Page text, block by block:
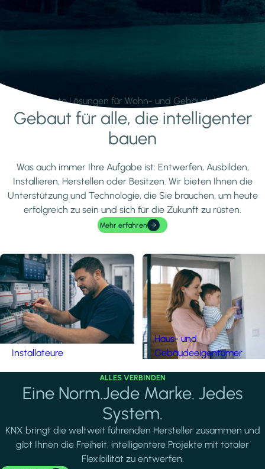
Intelligente Lösungen für Wohn- und Gebäudetechnik.
Mehr erfahren
Gebaut für alle, die intelligenter
bauen
Was auch immer Ihre Aufgabe ist: Entwerfen, Ausbilden,
Installieren, Herstellen oder Besitzen. Wir bieten Ihnen die
Unterstützung und Technologie, die Sie brauchen, um heute
erfolgreich zu sein und sich für die Zukunft zu rüsten.
Mehr erfahren
Installateure
Haus- und
Gebäudeeigentümer
ALLES VERBINDEN
Eine Norm.Jede Marke. Jedes
System.
KNX bringt die weltweit führenden Hersteller zusammen und
gibt Ihnen die Freiheit, intelligentere Projekte mit totaler
Flexibilität zu entwerfen.